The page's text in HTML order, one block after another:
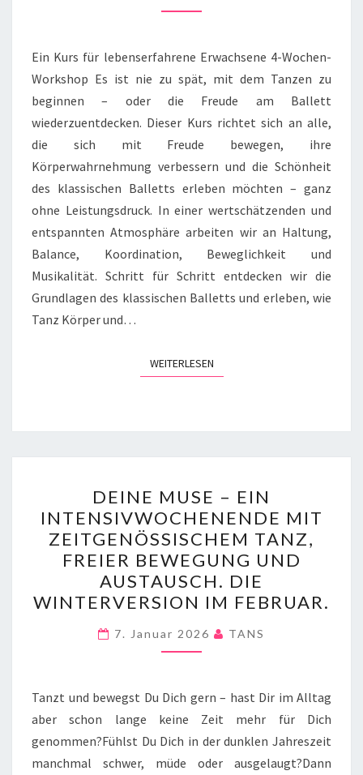
ALTER
Ein Kurs für lebenserfahrene Erwachsene 4-Wochen-
Workshop Es ist nie zu spät, mit dem Tanzen zu
beginnen – oder die Freude am Ballett
wiederzuentdecken. Dieser Kurs richtet sich an alle,
die sich mit Freude bewegen, ihre
Körperwahrnehmung verbessern und die Schönheit
des klassischen Balletts erleben möchten – ganz
ohne Leistungsdruck. In einer wertschätzenden und
entspannten Atmosphäre arbeiten wir an Haltung,
Balance, Koordination, Beweglichkeit und
Musikalität. Schritt für Schritt entdecken wir die
Grundlagen des klassischen Balletts und erleben, wie
Tanz Körper und…
WEITERLESENWEITERLESEN
MUSE
–
EIN
INTENSIVWOCHENENDE
MIT
ZEITGENÖSSISCHEM
TANZ,
FREIER
UND
AUSTAUSCH.
DIE
WINTERVERSION
DEINE MUSE – EIN
INTENSIVWOCHENENDE MIT
ZEITGENÖSSISCHEM TANZ,
FREIER BEWEGUNG UND
AUSTAUSCH. DIE
WINTERVERSION IM FEBRUAR.
7. Januar 2026 TANS
Tanzt und bewegst Du Dich gern – hast Dir im Alltag
aber schon lange keine Zeit mehr für Dich
genommen?Fühlst Du Dich in der dunklen Jahreszeit
manchmal schwer, müde oder ausgelaugt?Dann